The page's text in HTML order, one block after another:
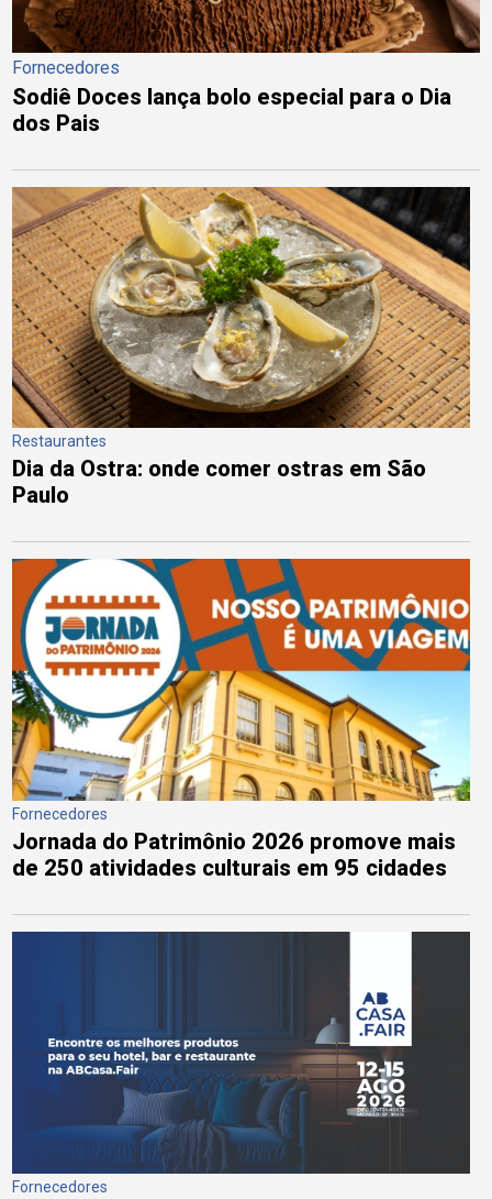
Fornecedores
Sodiê Doces lança bolo especial para o Dia
dos Pais
Restaurantes
Dia da Ostra: onde comer ostras em São
Paulo
Fornecedores
Jornada do Patrimônio 2026 promove mais
de 250 atividades culturais em 95 cidades
Fornecedores